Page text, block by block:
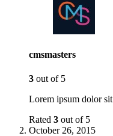
cmsmasters
3 out of 5
Lorem ipsum dolor
Rated 3 out of 5
October 26, 2015